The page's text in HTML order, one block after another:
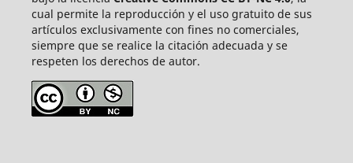
cual permite la reproducción y el uso gratuito de sus
artículos exclusivamente con fines no comerciales,
siempre que se realice la citación adecuada y se
respeten los derechos de autor.